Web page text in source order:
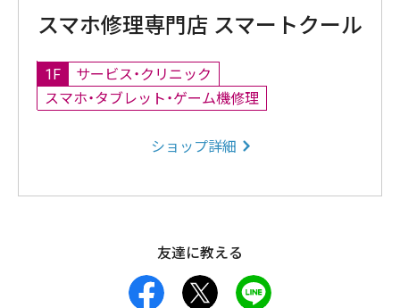
スマホ修理専門店 スマートクール
1F
サービス・クリニック
スマホ・タブレット・ゲーム機修理
ショップ詳細
友達に教える
facebook